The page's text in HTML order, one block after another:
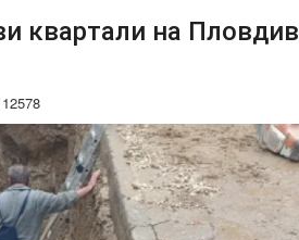
квартали на Пловдив
12578